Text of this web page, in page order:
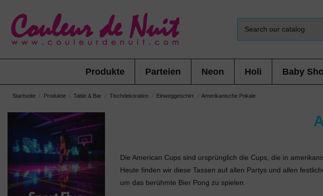
Produkte Parteien Neon Holi Baby
Startseite Produkte Table & Bar Tischdekoration Einweggeschirr Amerikanische Pokale
Die American Cups sind ursprünglich die Cups, die in
Heute finden wir diese Tassen auf allen Partys und allen
um das berühmte Bier Pong zu spielen.